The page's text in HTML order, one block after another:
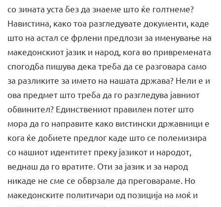
со зината уста без да знаеме што ќе голтнеме?
Навистина, како тоа разгледувате документи, каде
што на астал се фрлени предлози за именување на
македонскиот јазик и народ, кога во привремената
спогодба пишува дека треба да се разговара само
за разликите за името на нашата држава? Нели е и
ова предмет што треба да го разгледува јавниот
обвинител? Единствениот правилен потег што
мора да го направите како вистински државници е
кога ќе добиете предлог каде што се полемизира
со нашиот идентитет преку јазикот и народот,
веднаш да го вратите. Оти за јазик и за народ
никаде не сме се обврзале да преговараме. Но
македонските политичари од позиција на моќ и